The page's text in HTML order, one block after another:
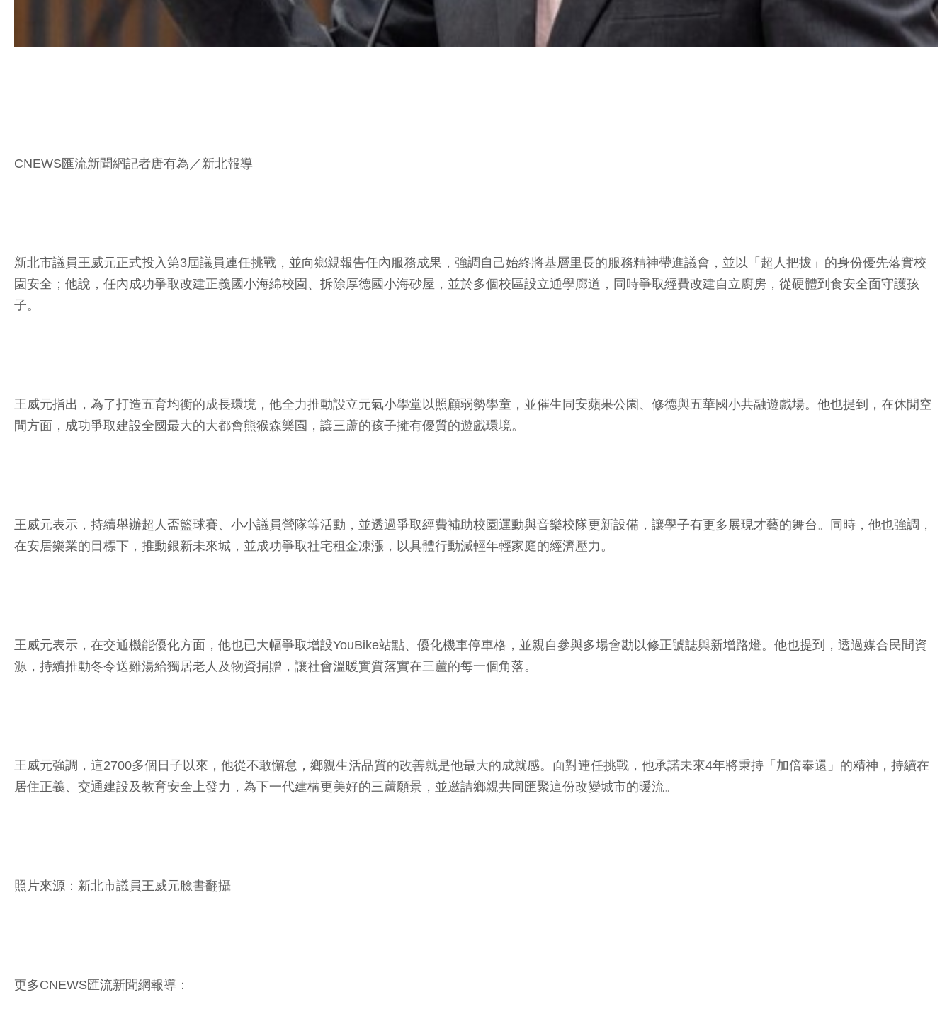
CNEWS匯流新聞網記者唐有為／新北報導
新北市議員王威元正式投入第3屆議員連任挑戰，並向鄉親報告任內服務成果，強調自己始終將基層里長的服務精神帶進議會，並以「超人把拔」的身份優先落實校
園安全；他說，任內成功爭取改建正義國小海綿校園、拆除厚德國小海砂屋，並於多個校區設立通學廊道，同時爭取經費改建自立廚房，從硬體到食安全面守護孩
子。
王威元指出，為了打造五育均衡的成長環境，他全力推動設立元氣小學堂以照顧弱勢學童，並催生同安蘋果公園、修德與五華國小共融遊戲場。他也提到，在休閒空
間方面，成功爭取建設全國最大的大都會熊猴森樂園，讓三蘆的孩子擁有優質的遊戲環境。
王威元表示，持續舉辦超人盃籃球賽、小小議員營隊等活動，並透過爭取經費補助校園運動與音樂校隊更新設備，讓學子有更多展現才藝的舞台。同時，他也強調，
在安居樂業的目標下，推動銀新未來城，並成功爭取社宅租金凍漲，以具體行動減輕年輕家庭的經濟壓力。
王威元表示，在交通機能優化方面，他也已大幅爭取增設YouBike站點、優化機車停車格，並親自參與多場會勘以修正號誌與新增路燈。他也提到，透過媒合民間資
源，持續推動冬令送雞湯給獨居老人及物資捐贈，讓社會溫暖實質落實在三蘆的每一個角落。
王威元強調，這2700多個日子以來，他從不敢懈怠，鄉親生活品質的改善就是他最大的成就感。面對連任挑戰，他承諾未來4年將秉持「加倍奉還」的精神，持續在
居住正義、交通建設及教育安全上發力，為下一代建構更美好的三蘆願景，並邀請鄉親共同匯聚這份改變城市的暖流。
照片來源：新北市議員王威元臉書翻攝
更多CNEWS匯流新聞網報導：